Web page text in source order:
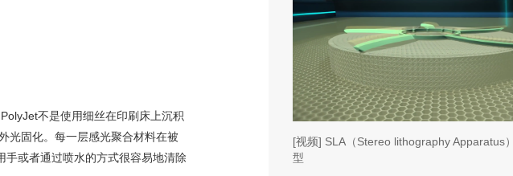
不是使用细丝在印刷床上沉积
光固化。每一层感光聚合材料在被
或者通过喷水的方式很容易地清除
[视频] SLA（Stereo lithography Apparatus
型